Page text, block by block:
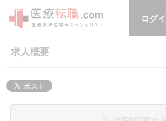
ログ
求人概要